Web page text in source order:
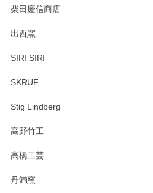
柴田慶信商店
出西窯
SIRI SIRI
SKRUF
Stig Lindberg
高野竹工
高橋工芸
丹満窯